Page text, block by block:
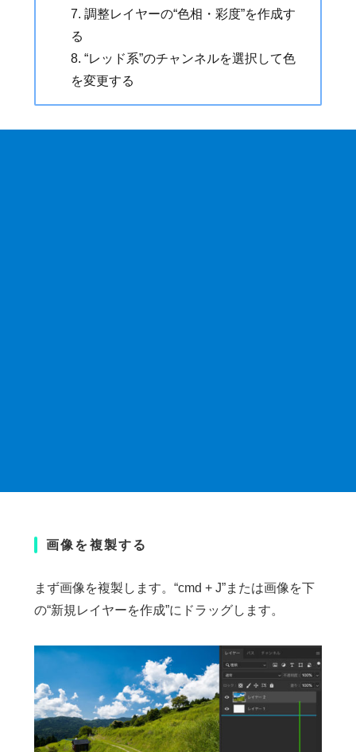
調整レイヤーの“色相・彩度”を作成す
る
“レッド系”のチャンネルを選択して色
を変更する
画像を複製する
まず画像を複製します。“cmd + J”または画像を下
の“新規レイヤーを作成”にドラッグします。